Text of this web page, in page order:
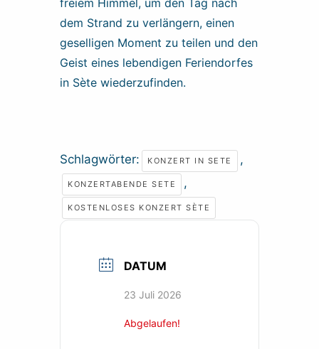
freiem Himmel, um den Tag nach
dem Strand zu verlängern, einen
geselligen Moment zu teilen und den
Geist eines lebendigen Feriendorfes
in Sète wiederzufinden.
Schlagwörter: KONZERT IN SETE ,
KONZERTABENDE SETE ,
KOSTENLOSES KONZERT SÈTE
DATUM
23 Juli 2026
Abgelaufen!